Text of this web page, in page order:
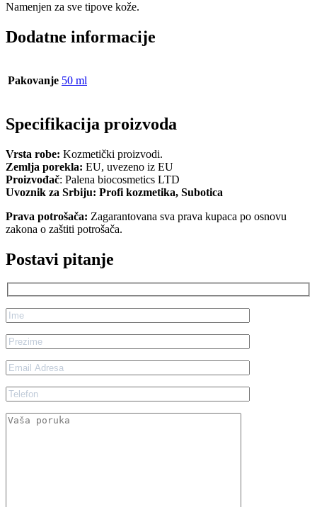
Namenjen za sve tipove kože.
Dodatne informacije
Pakovanje 50 ml
Specifikacija proizvoda
Vrsta robe: Kozmetički proizvodi.
Zemlja porekla: EU, uvezeno iz EU
Proizvođač: Palena biocosmetics LTD
Uvoznik za Srbiju: Profi kozmetika, Subotica
Prava potrošača: Zagarantovana sva prava kupaca po osnovu
zakona o zaštiti potrošača.
Postavi pitanje